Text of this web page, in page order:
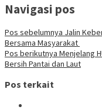
Navigasi pos
Pos sebelumnya Jalin
Bersama Masyarakat
Pos berikutnya Menjelang
Bersih Pantai dan Laut
Pos terkait